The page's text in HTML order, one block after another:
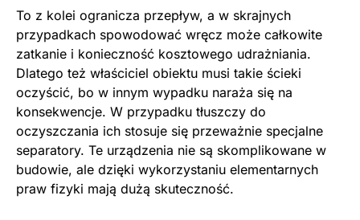
To z kolei ogranicza przepływ, a w skrajnych
przypadkach spowodować wręcz może całkowite
zatkanie i konieczność kosztowego udrażniania.
Dlatego też właściciel obiektu musi takie ścieki
oczyścić, bo w innym wypadku naraża się na
konsekwencje. W przypadku tłuszczy do
oczyszczania ich stosuje się przeważnie specjalne
separatory. Te urządzenia nie są skomplikowane w
budowie, ale dzięki wykorzystaniu elementarnych
praw fizyki mają dużą skuteczność.